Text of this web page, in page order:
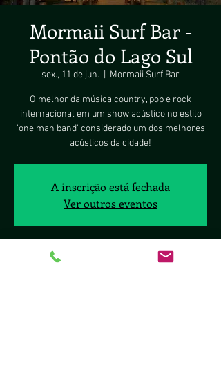
Mormaii Surf Bar -
Pontão do Lago Sul
sex., 11 de jun. Mormaii Surf Bar
O melhor da música country, pop e rock
internacional em um show acústico no estilo
'one man band' considerado um dos melhores
acústicos da cidade!
A inscrição está fechada
Ver outros eventos
Horário e local